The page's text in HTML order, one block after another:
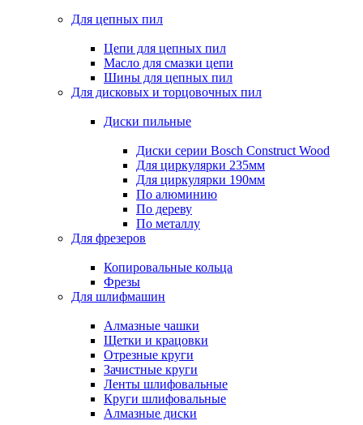
Для цепных пил
Цепи для цепных пил
Масло для смазки цепи
Шины для цепных пил
Для дисковых и торцовочных пил
Диски пильные
Диски серии Bosch Construct Wood
Для циркулярки 235мм
Для циркулярки 190мм
По алюминию
По дереву
По металлу
Для фрезеров
Копировальные кольца
Фрезы
Для шлифмашин
Алмазные чашки
Щетки и крацовки
Отрезные круги
Зачистные круги
Ленты шлифовальные
Круги шлифовальные
Алмазные диски